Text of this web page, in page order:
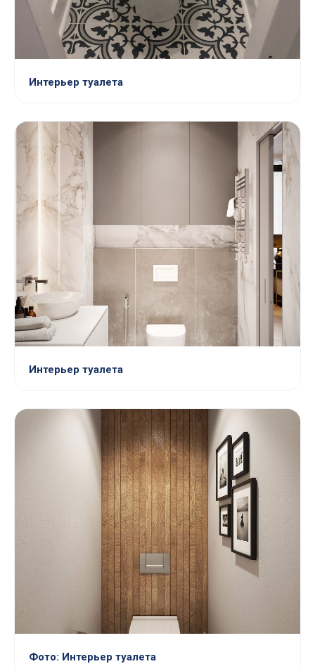
Интерьер туалета
Интерьер туалета
Фото: Интерьер туалета